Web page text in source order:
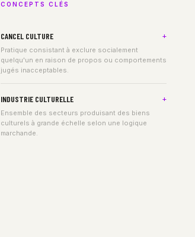
CONCEPTS CLÉS
CANCEL CULTURE
Pratique consistant à exclure socialement
quelqu'un en raison de propos ou comportements
jugés inacceptables.
INDUSTRIE CULTURELLE
Ensemble des secteurs produisant des biens
culturels à grande échelle selon une logique
marchande.